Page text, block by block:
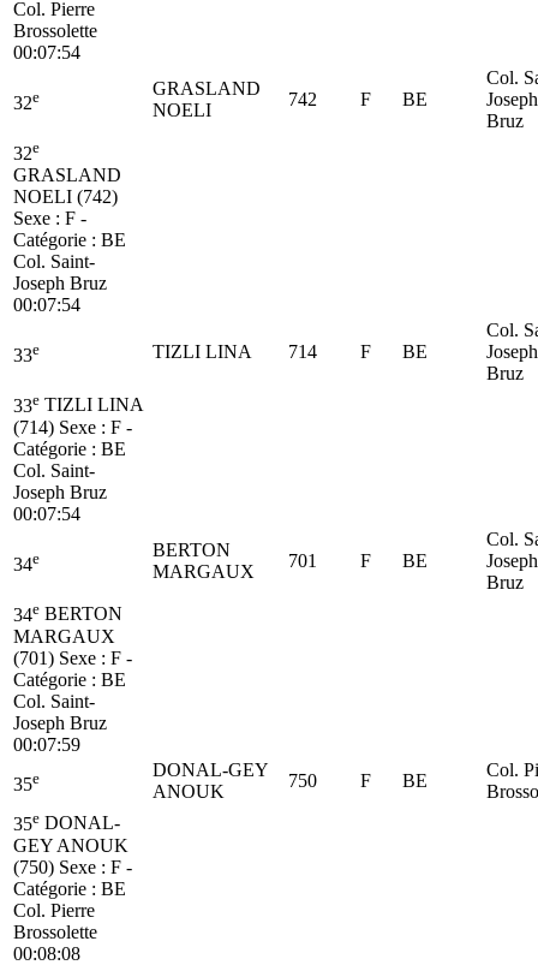
Col. Pierre
Brossolette
00:07:54
32e
GRASLAND
NOELI
742 F BE
Col.
Joseph
Bruz
32e
GRASLAND
NOELI (742)
Sexe : F -
Catégorie : BE
Col. Saint-
Joseph Bruz
00:07:54
33e TIZLI LINA 714 F BE
Col.
Joseph
Bruz
33e TIZLI LINA
(714) Sexe : F -
Catégorie : BE
Col. Saint-
Joseph Bruz
00:07:54
34e
BERTON
MARGAUX
701 F BE
Col.
Joseph
Bruz
34e BERTON
MARGAUX
(701) Sexe : F -
Catégorie : BE
Col. Saint-
Joseph Bruz
00:07:59
35e
DONAL-GEY
ANOUK
750 F BE
Col.
35e DONAL-
GEY ANOUK
(750) Sexe : F -
Catégorie : BE
Col. Pierre
Brossolette
00:08:08